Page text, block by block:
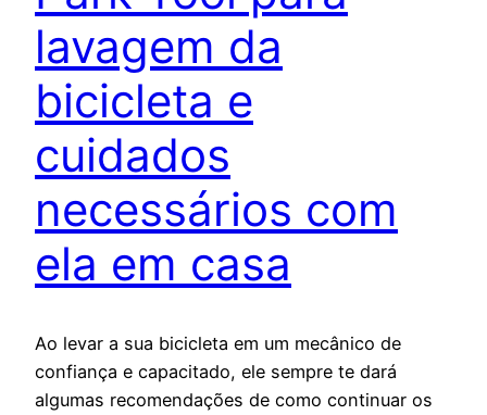
lavagem da
bicicleta e
cuidados
necessários com
ela em casa
Ao levar a sua bicicleta em um mecânico de
confiança e capacitado, ele sempre te dará
algumas recomendações de como continuar os